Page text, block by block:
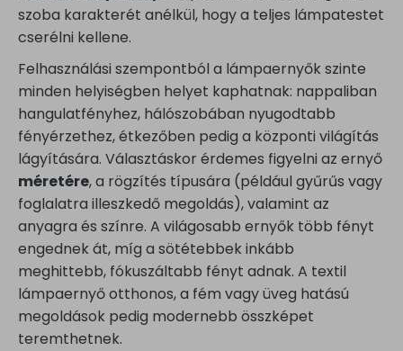
szoba karakterét anélkül, hogy a teljes lámpatestet
cserélni kellene.
Felhasználási szempontból a lámpaernyők szinte
minden helyiségben helyet kaphatnak: nappaliban
hangulatfényhez, hálószobában nyugodtabb
fényérzethez, étkezőben pedig a központi világítás
lágyítására. Választáskor érdemes figyelni az ernyő
méretére, a rögzítés típusára (például gyűrűs vagy
foglalatra illeszkedő megoldás), valamint az
anyagra és színre. A világosabb ernyők több fényt
engednek át, míg a sötétebbek inkább
meghittebb, fókuszáltabb fényt adnak. A textil
lámpaernyő otthonos, a fém vagy üveg hatású
megoldások pedig modernebb összképet
teremthetnek.